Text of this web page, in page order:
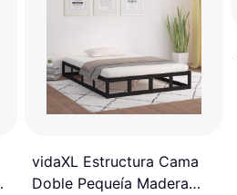
vidaXL Estructura Cama
Doble Pequeía Madera